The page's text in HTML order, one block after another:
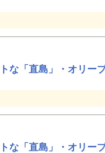
な「直島」・オリー
な「直島」・オリー